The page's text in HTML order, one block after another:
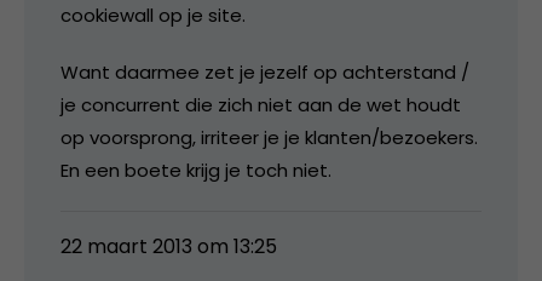
cookiewall op je site.
Want daarmee zet je jezelf op achterstand /
je concurrent die zich niet aan de wet houdt
op voorsprong, irriteer je je klanten/bezoekers.
En een boete krijg je toch niet.
22 maart 2013 om 13:25